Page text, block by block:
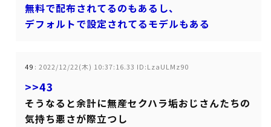
無料で配布されてるのもあるし、
デフォルトで設定されてるモデルもある
49 : 2022/12/22(木) 10:37:16.33 ID:LzaULMz90
>>43
そうなると余計に無産セクハラ垢おじさんたちの
気持ち悪さが際立つし